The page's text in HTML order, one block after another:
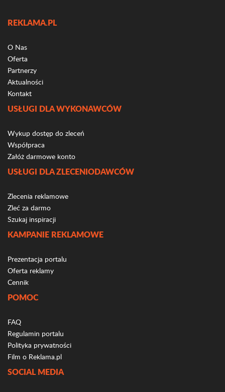
REKLAMA.PL
O Nas
Oferta
Partnerzy
Aktualności
Kontakt
USŁUGI DLA WYKONAWCÓW
Wykup dostęp do zleceń
Współpraca
Załóż darmowe konto
USŁUGI DLA ZLECENIODAWCÓW
Zlecenia reklamowe
Zleć za darmo
Szukaj inspiracji
KAMPANIE REKLAMOWE
Prezentacja portalu
Oferta reklamy
Cennik
POMOC
FAQ
Regulamin portalu
Polityka prywatności
Film o Reklama.pl
SOCIAL MEDIA